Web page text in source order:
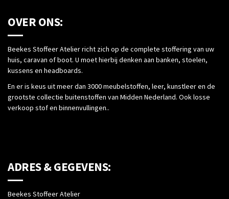
OVER ONS:
Beekes Stoffeer Atelier richt zich op de complete stoffering van uw
huis, caravan of boot. U moet hierbij denken aan banken, stoelen,
kussens en headboards.
En er is keus uit meer dan 3000 meubelstoffen, leer, kunstleer en de
grootste collectie buitenstoffen van Midden Nederland. Ook losse
verkoop stof en binnenvullingen..
ADRES & GEGEVENS:
Beekes Stoffeer Atelier